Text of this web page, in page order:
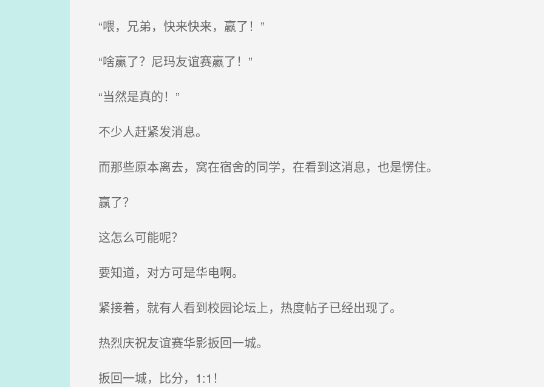
“喂，兄弟，快来快来，赢了！”
“啥赢了？尼玛友谊赛赢了！”
“当然是真的！”
不少人赶紧发消息。
而那些原本离去，窝在宿舍的同学，在看到这消息，也是愣住。
赢了？
这怎么可能呢？
要知道，对方可是华电啊。
紧接着，就有人看到校园论坛上，热度帖子已经出现了。
热烈庆祝友谊赛华影扳回一城。
扳回一城，比分，1:1！